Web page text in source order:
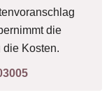
die
die Kosten.